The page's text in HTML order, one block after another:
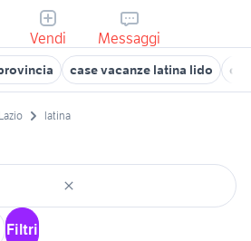
Vendi Messaggi
case vacanze latina lido
Lazio latina
Filtri